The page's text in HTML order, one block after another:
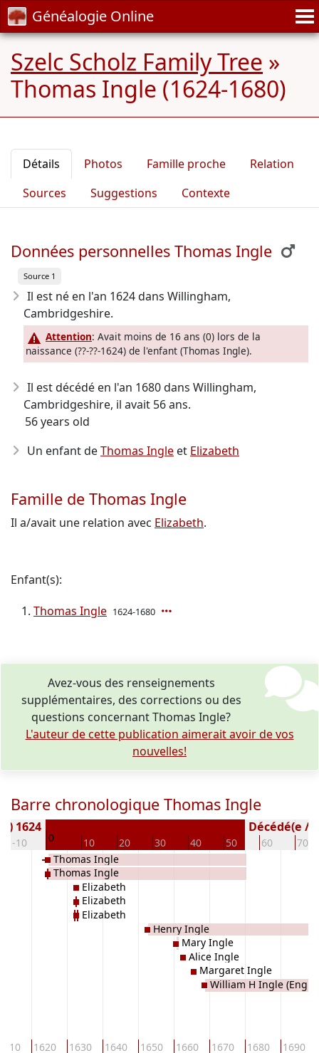
Généalogie Online
Szelc Scholz Family Tree »
Thomas Ingle (1624-1680)
Détails Photos Famille proche
Relation
Sources
Suggestions Contexte
Données personnelles Thomas Ingle
Source 1
Il est né en l'an 1624dans Willingham,
Cambridgeshire.
Attention: Avait moins de 16 ans (0) lors de la
naissance (??-??-1624) de l'enfant (Thomas Ingle).
Il est décédé en l'an 1680dans Willingham,
Cambridgeshire, il avait 56 ans.
56 years old
Un enfant deThomas Ingle et Elizabeth
Famille de Thomas Ingle
Il a/avait une relation avec Elizabeth.
Enfant(s):
Thomas Ingle 1624-1680
Avez-vous des renseignements
supplémentaires, des corrections ou des
questions concernant Thomas Ingle?
L'auteur de cette publication aimerait avoir de vos
nouvelles!
Barre chronologique Thomas Ingle
-10 0 10 20 30 40 50 60 70
1624 Décédé(e /
1620 1630 1640 1650 1660 1670 1680 1690
Thomas Ingle
Thomas Ingle
Elizabeth
Elizabeth
Elizabeth
Henry Ingle
Mary Ingle
Alice Ingle
Margaret Ingle
William H Ingle (Engle)